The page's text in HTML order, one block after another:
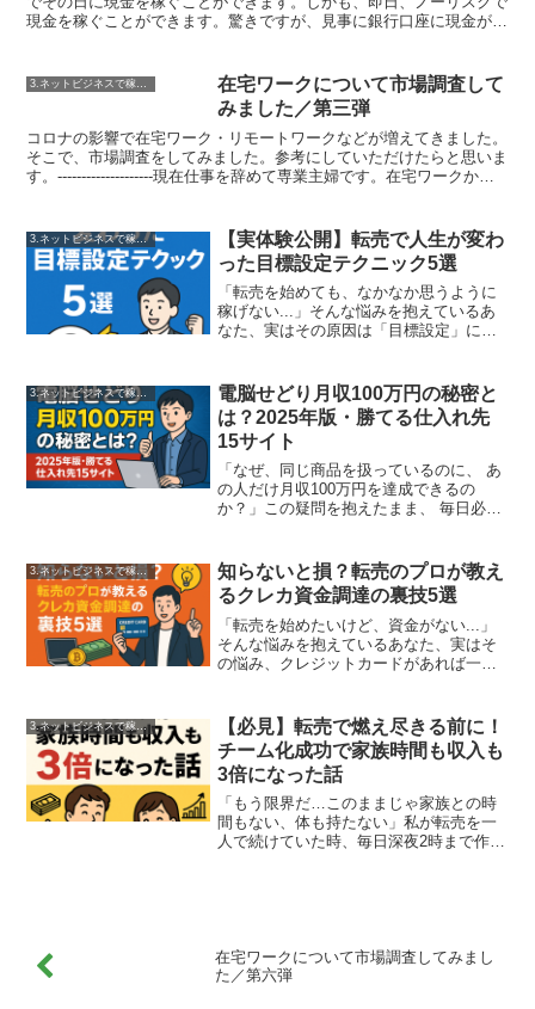
現金を稼ぐことができます。驚きですが、見事に銀行口座に現金が入
3.ネットビジネスで稼ぐ方法
在宅ワークについて市場調査して
みました／第三弾
コロナの影響で在宅ワーク・リモートワークなどが増えてきました。
そこで、市場調査をしてみました。参考にしていただけたらと思いま
す。--------------------現在仕事を辞めて専業主婦です。在宅ワークから
3.ネットビジネスで稼ぐ方法
【実体験公開】転売で人生が変わ
った目標設定テクニック5選
「転売を始めても、なかなか思うように
稼げない...」そんな悩みを抱えているあ
なた、実はその原因は「目標設定」にあ
が出ませんでした。しかし、ある転売セ
ミナーで学んだ...
3.ネットビジネスで稼ぐ方法
電脳せどり月収100万円の秘密と
は？2025年版・勝てる仕入れ先
15サイト
「なぜ、同じ商品を扱っているのに、 あ
の人だけ月収100万円を達成できるの
か？」この疑問を抱えたまま、 毎日必死
現在も月収100万円以上を 安定して稼ぎ
続けています...
3.ネットビジネスで稼ぐ方法
知らないと損？転売のプロが教え
るクレカ資金調達の裏技5選
「転売を始めたいけど、資金がない...」
そんな悩みを抱えているあなた、実はそ
の悩み、クレジットカードがあれば一瞬
れ、今でも現役で月収100万円以上を稼ぎ
続けています...
3.ネットビジネスで稼ぐ方法
【必見】転売で燃え尽きる前に！
チーム化成功で家族時間も収入も
3倍になった話
「もう限界だ…このままじゃ家族との時
間もない、体も持たない」私が転売を一
人で続けていた時、毎日深夜2時まで作業
在宅ワークについて市場調査してみまし
た／第六弾